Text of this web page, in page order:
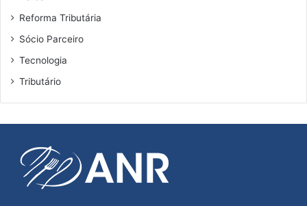
Reforma Tributária
Sócio Parceiro
Tecnologia
Tributário